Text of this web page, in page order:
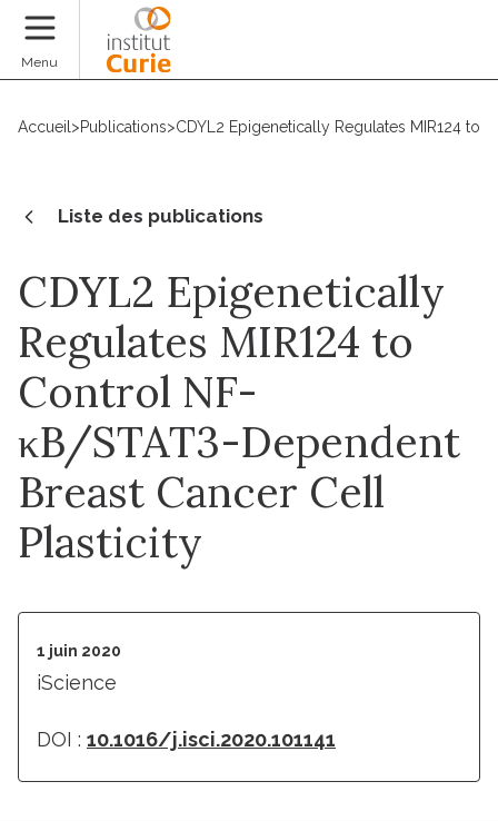
Menu
Accueil >Publications>CDYL2 Epigenetically Regulates MIR124 to
Liste des publications
CDYL2 Epigenetically
Regulates MIR124 to
Control NF-
κB/STAT3-Dependent
Breast Cancer Cell
Plasticity
1 juin 2020
iScience
DOI : 10.1016/j.isci.2020.101141